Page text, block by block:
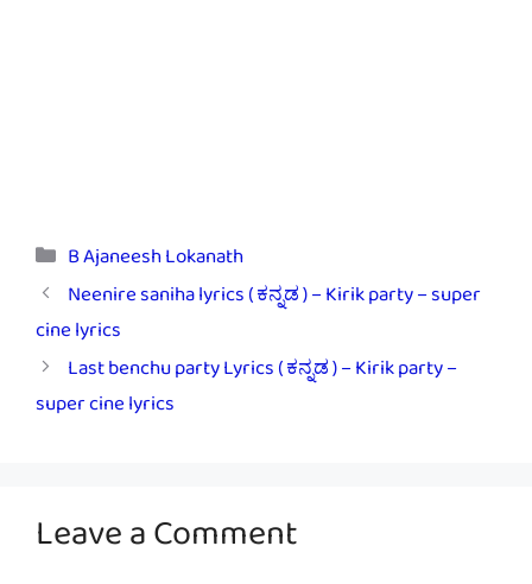
Categories
B Ajaneesh Lokanath
Neenire saniha lyrics ( ಕನ್ನಡ ) – Kirik party – super
cine lyrics
Last benchu party Lyrics ( ಕನ್ನಡ ) – Kirik party –
super cine lyrics
Leave a Comment